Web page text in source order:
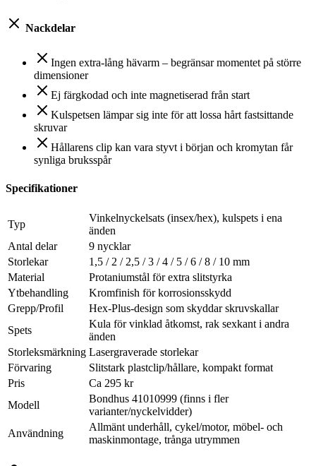
Nackdelar
Ingen extra-lång hävarm – begränsar momentet på större
dimensioner
Ej färgkodad och inte magnetiserad från start
Kulspetsen lämpar sig inte för att lossa hårt fastsittande
skruvar
Hållarens clip kan vara styvt i början och kromytan får
synliga bruksspår
Specifikationer
Typ
Vinkelnyckelsats (insex/hex), kulspets i ena
änden
Antal delar
9 nycklar
Storlekar
1,5 / 2 / 2,5 / 3 / 4 / 5 / 6 / 8 / 10 mm
Material
Protaniumstål för extra slitstyrka
Ytbehandling
Kromfinish för korrosionsskydd
Grepp/Profil
Hex-Plus-design som skyddar skruvskallar
Spets
Kula för vinklad åtkomst, rak sexkant i andra
änden
Storleksmärkning Lasergraverade storlekar
Förvaring
Slitstark plastclip/hållare, kompakt format
Pris
Ca 295 kr
Modell
Bondhus 41010999 (finns i fler
varianter/nyckelvidder)
Användning
Allmänt underhåll, cykel/motor, möbel- och
maskinmontage, trånga utrymmen